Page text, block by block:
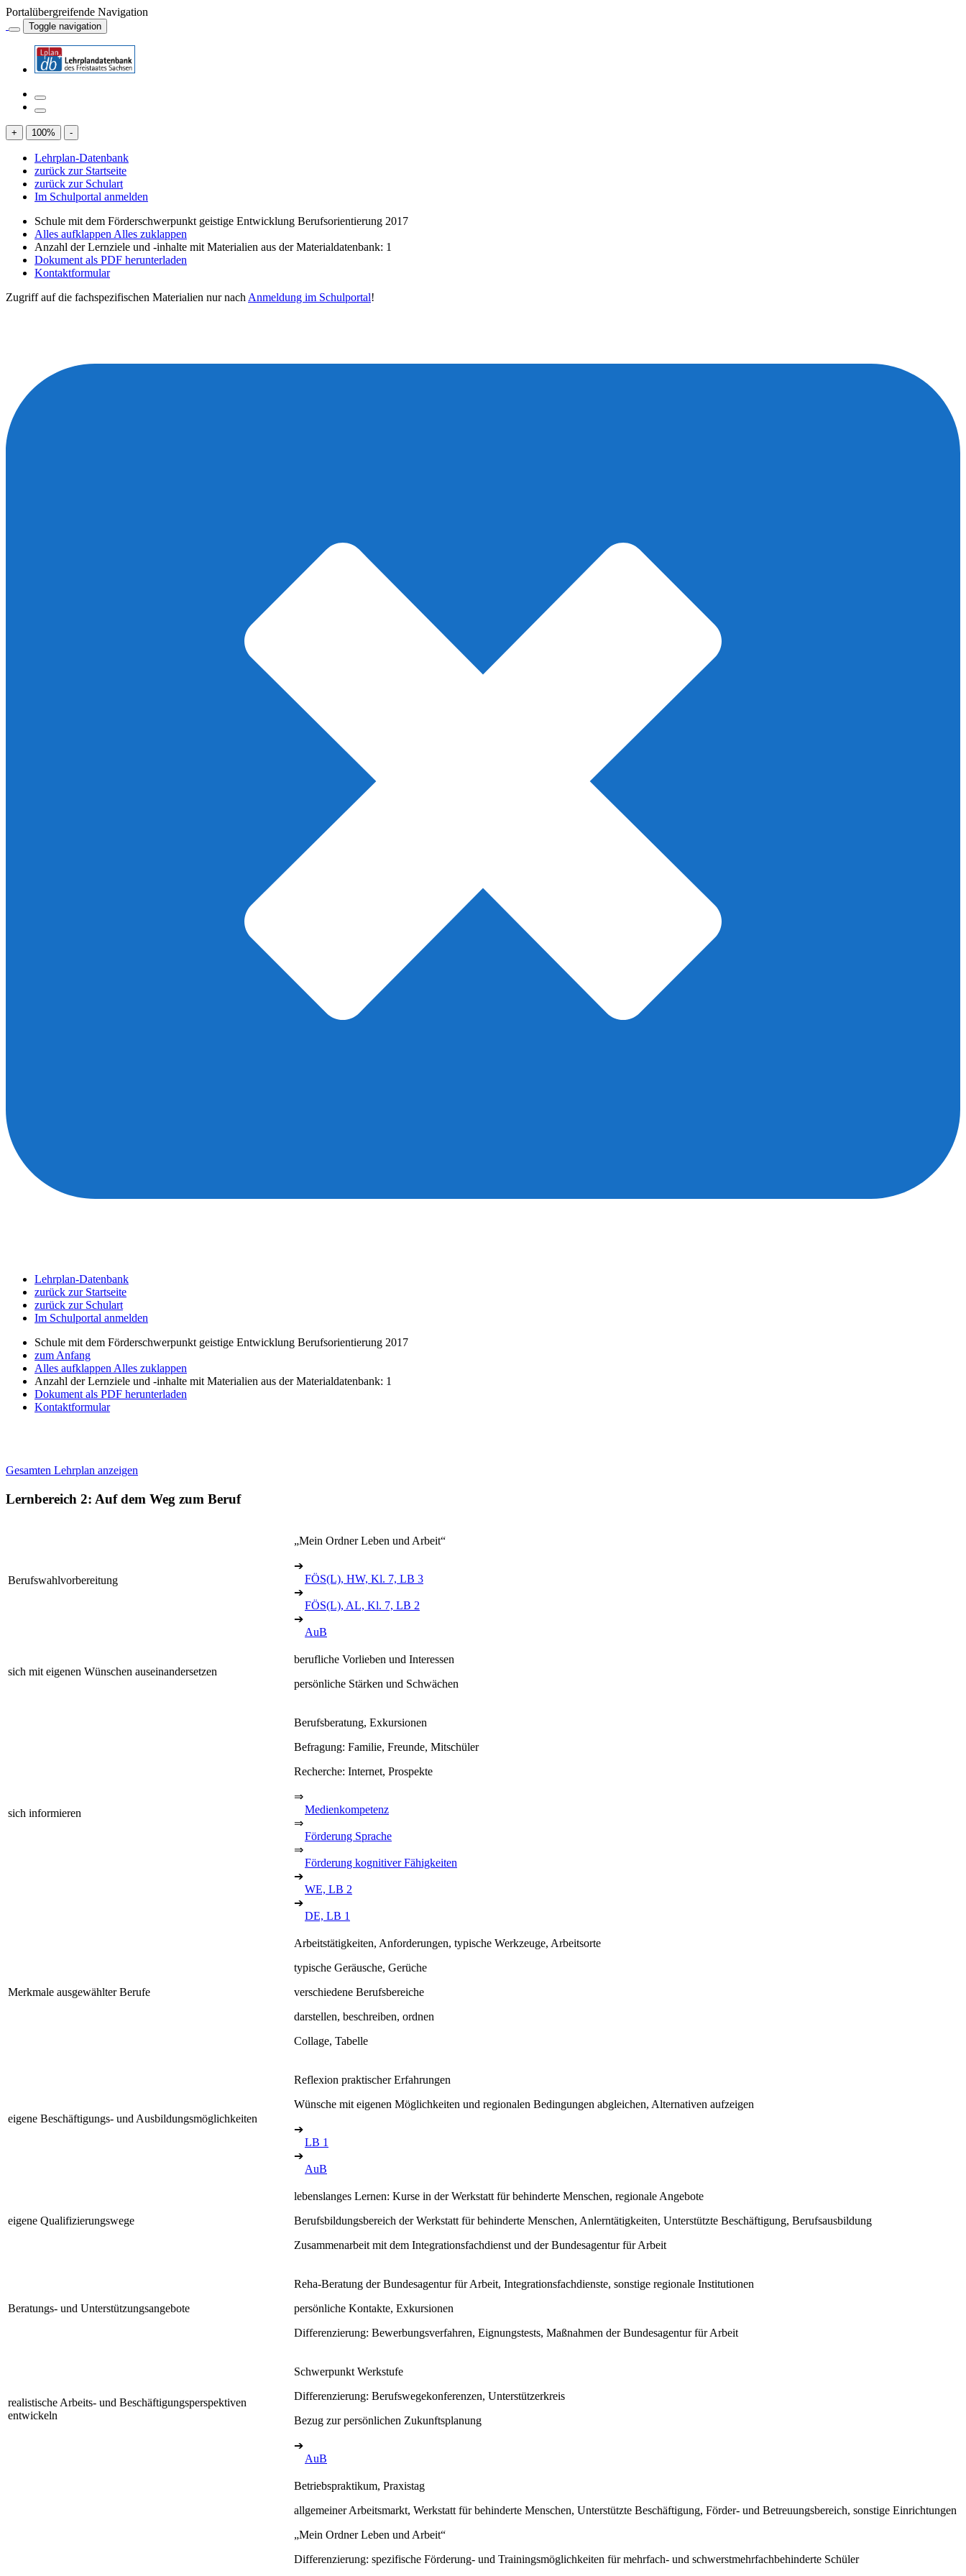
Portalübergreifende Navigation
Toggle navigation
+ 100% -
Lehrplan-Datenbank
zurück zur Startseite
zurück zur Schulart
Im Schulportal anmelden
Schule mit dem Förderschwerpunkt geistige Entwicklung Berufsorientierung 2017
Alles aufklappen Alles zuklappen
Anzahl der Lernziele und -inhalte mit Materialien aus der Materialdatenbank: 1
Dokument als PDF herunterladen
Kontaktformular
Zugriff auf die fachspezifischen Materialien nur nach Anmeldung im Schulportal!
Lehrplan-Datenbank
zurück zur Startseite
zurück zur Schulart
Im Schulportal anmelden
Schule mit dem Förderschwerpunkt geistige Entwicklung Berufsorientierung 2017
zum Anfang
Alles aufklappen Alles zuklappen
Anzahl der Lernziele und -inhalte mit Materialien aus der Materialdatenbank: 1
Dokument als PDF herunterladen
Kontaktformular
Gesamten Lehrplan anzeigen
Lernbereich 2: Auf dem Weg zum Beruf
Berufswahlvorbereitung
„Mein Ordner Leben und Arbeit“
➔
FÖS(L), HW, Kl. 7, LB 3
➔
FÖS(L), AL, Kl. 7, LB 2
➔
AuB
sich mit eigenen Wünschen auseinandersetzen
berufliche Vorlieben und Interessen
persönliche Stärken und Schwächen
sich informieren
Berufsberatung, Exkursionen
Befragung: Familie, Freunde, Mitschüler
Recherche: Internet, Prospekte
⇒
Medienkompetenz
⇒
Förderung Sprache
⇒
Förderung kognitiver Fähigkeiten
➔
WE, LB 2
➔
DE, LB 1
Merkmale ausgewählter Berufe
Arbeitstätigkeiten, Anforderungen, typische Werkzeuge, Arbeitsorte
typische Geräusche, Gerüche
verschiedene Berufsbereiche
darstellen, beschreiben, ordnen
Collage, Tabelle
eigene Beschäftigungs- und Ausbildungsmöglichkeiten
Reflexion praktischer Erfahrungen
Wünsche mit eigenen Möglichkeiten und regionalen Bedingungen abgleichen, Alternativen aufzeigen
➔
LB 1
➔
AuB
eigene Qualifizierungswege
lebenslanges Lernen: Kurse in der Werkstatt für behinderte Menschen, regionale Angebote
Berufsbildungsbereich der Werkstatt für behinderte Menschen, Anlerntätigkeiten, Unterstützte Beschäftigung, Berufsausbildung
Zusammenarbeit mit dem Integrationsfachdienst und der Bundesagentur für Arbeit
Beratungs- und Unterstützungsangebote
Reha-Beratung der Bundesagentur für Arbeit, Integrationsfachdienste, sonstige regionale Institutionen
persönliche Kontakte, Exkursionen
Differenzierung: Bewerbungsverfahren, Eignungstests, Maßnahmen der Bundesagentur für Arbeit
realistische Arbeits- und Beschäftigungsperspektiven
entwickeln
Schwerpunkt Werkstufe
Differenzierung: Berufswegekonferenzen, Unterstützerkreis
Bezug zur persönlichen Zukunftsplanung
➔
AuB
Betriebspraktikum, Praxistag
allgemeiner Arbeitsmarkt, Werkstatt für behinderte Menschen, Unterstützte Beschäftigung, Förder- und Betreuungsbereich, sonstige Einrichtungen
„Mein Ordner Leben und Arbeit“
Differenzierung: spezifische Förderung- und Trainingsmöglichkeiten für mehrfach- und schwerstmehrfachbehinderte Schüler